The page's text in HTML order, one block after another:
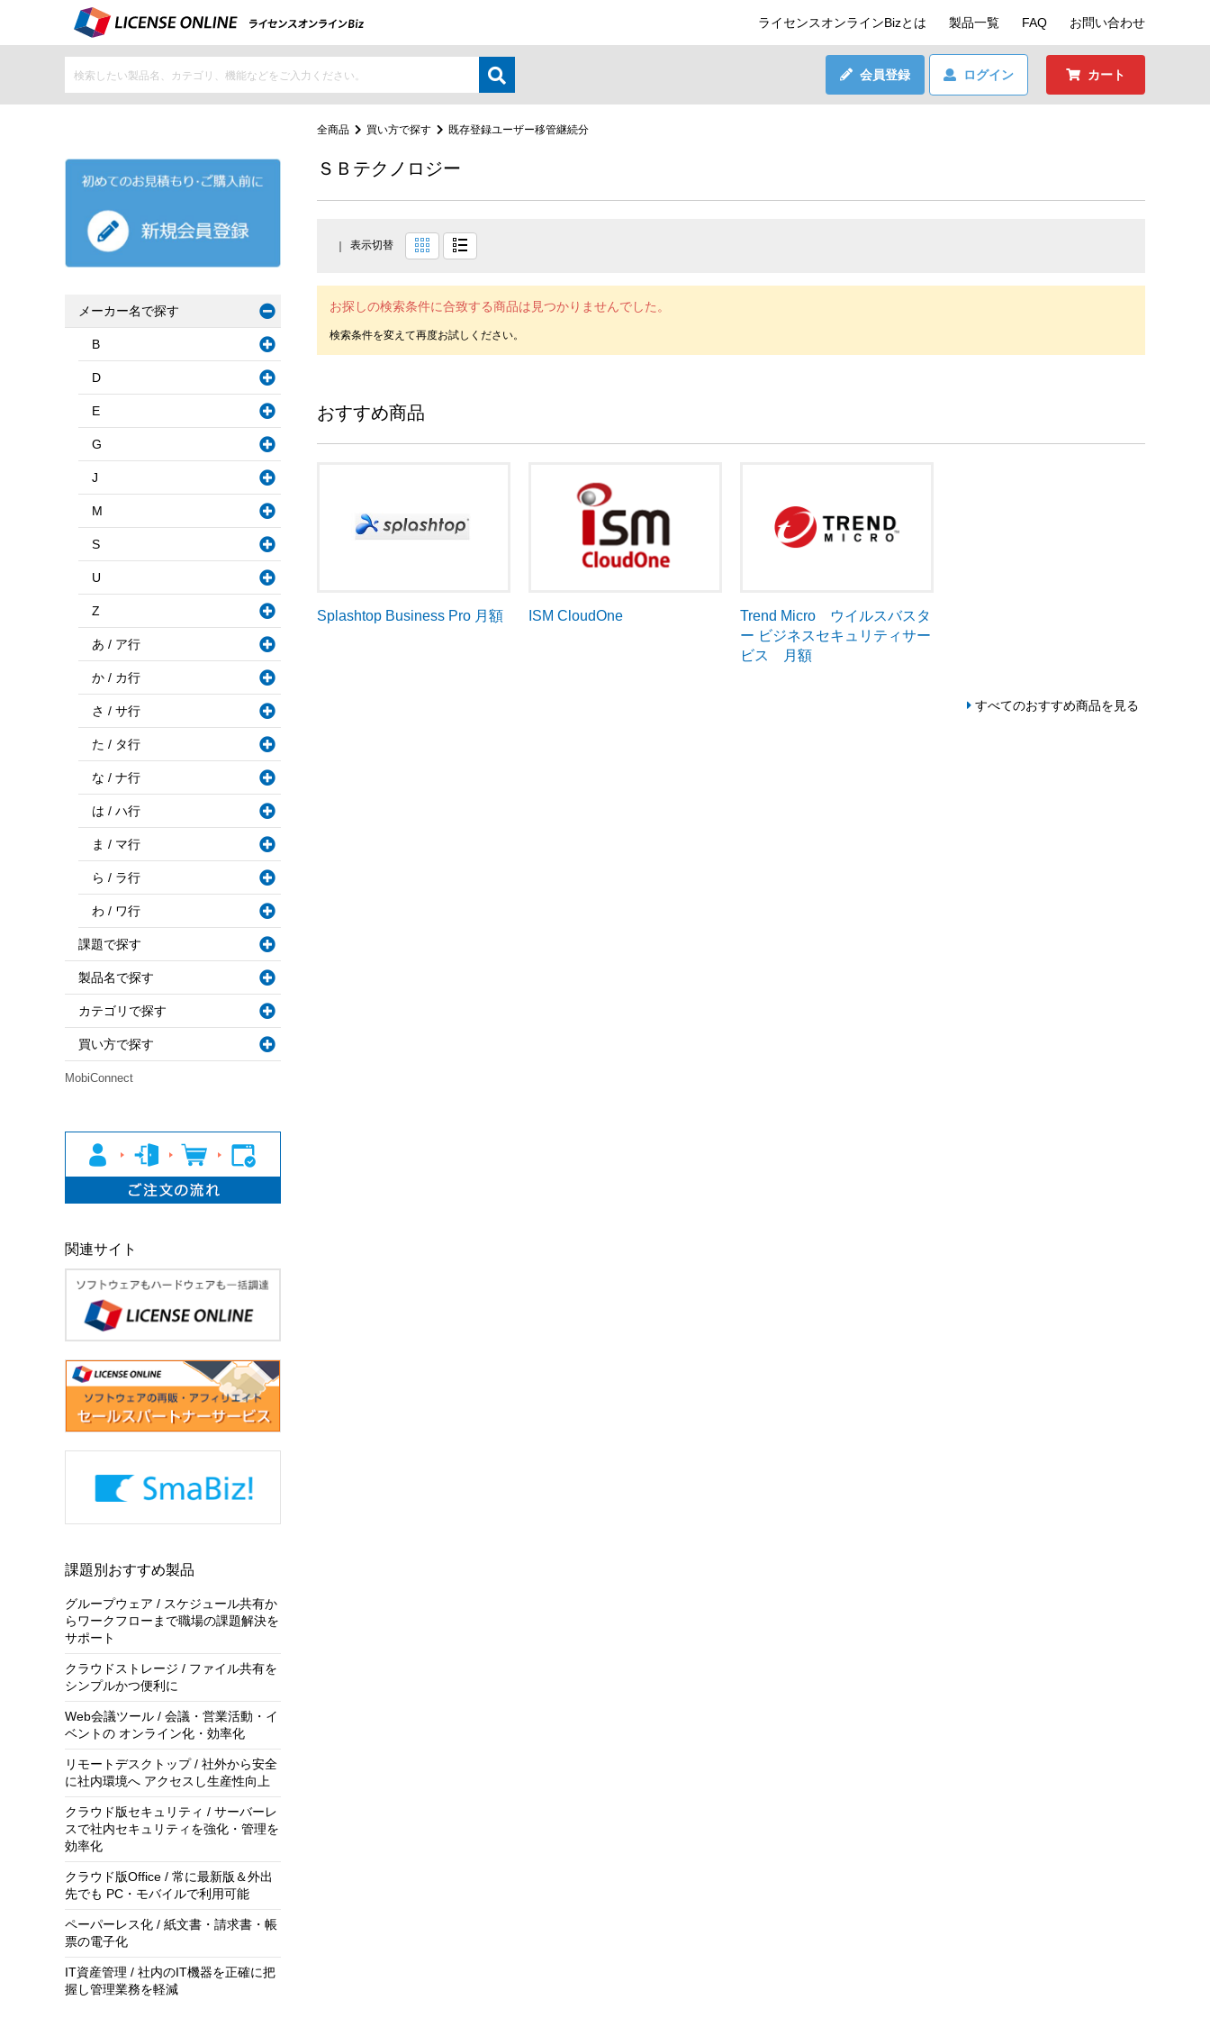
ライセンスオンラインBizとは 製品一覧 FAQ お問い合わせ
会員登録 ログイン カート
全商品 買い方で探す 既存登録ユーザー移管継続分
ＳＢテクノロジー
表示切替
お探しの検索条件に合致する商品は見つかりませんでした。
おすすめ商品
Splashtop Business Pro 月額 ISM CloudOne
Trend Micro ウイルスバスタ
ー ビジネスセキュリティサー
ビス 月額
すべてのおすすめ商品を見る
メーカー名で探す
B
D
E
G
J
M
S
U
Z
あ / ア行
か / カ行
さ / サ行
た / タ行
な / ナ行
は / ハ行
ま / マ行
ら / ラ行
わ / ワ行
課題で探す
製品名で探す
カテゴリで探す
買い方で探す
MobiConnect
関連サイト
課題別おすすめ製品
グループウェア / スケジュール共有か
らワークフローまで職場の課題解決を
サポート
クラウドストレージ / ファイル共有を
シンプルかつ便利に
Web会議ツール / 会議・営業活動・イ
ベントの オンライン化・効率化
リモートデスクトップ / 社外から安全
に社内環境へ アクセスし生産性向上
クラウド版セキュリティ / サーバーレ
スで社内セキュリティを強化・管理を
効率化
クラウド版Office / 常に最新版＆外出
先でも PC・モバイルで利用可能
ペーパーレス化 / 紙文書・請求書・帳
票の電子化
IT資産管理 / 社内のIT機器を正確に把
握し管理業務を軽減